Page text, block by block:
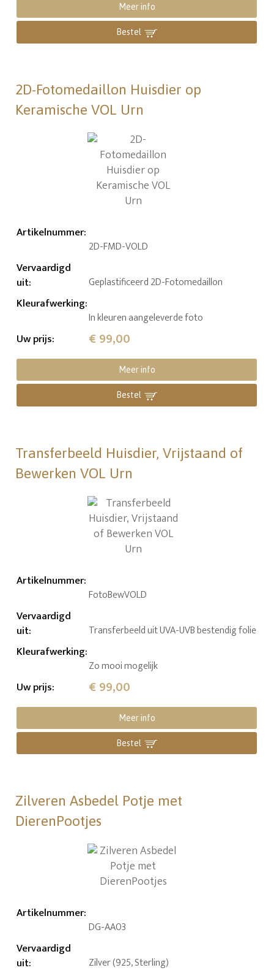
Meer info
Bestel
2D-Fotomedaillon Huisdier op
Keramische VOL Urn
Artikelnummer:
2D-FMD-VOLD
Vervaardigd
uit: Geplastificeerd 2D-Fotomedaillon
Kleurafwerking:
In kleuren aangeleverde foto
Uw prijs: € 99,00
Meer info
Bestel
Transferbeeld Huisdier, Vrijstaand of
Bewerken VOL Urn
Artikelnummer:
FotoBewVOLD
Vervaardigd
uit: Transferbeeld uit UVA-UVB bestendig folie
Kleurafwerking:
Zo mooi mogelijk
Uw prijs: € 99,00
Meer info
Bestel
Zilveren Asbedel Potje met
DierenPootjes
Artikelnummer:
DG-AA03
Vervaardigd
uit: Zilver (925, Sterling)